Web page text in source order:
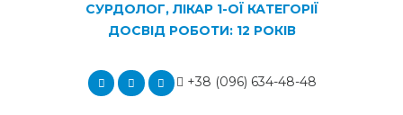
СУРДОЛОГ, ЛІКАР 1-ОЇ КАТЕГОРІЇ
ДОСВІД РОБОТИ: 12 РОКІВ
+38 (096) 634-48-48